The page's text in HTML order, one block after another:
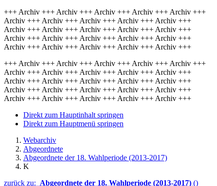
+++ Archiv +++ Archiv +++ Archiv +++ Archiv +++ Archiv +++
Archiv +++ Archiv +++ Archiv +++ Archiv +++ Archiv +++
Archiv +++ Archiv +++ Archiv +++ Archiv +++ Archiv +++
Archiv +++ Archiv +++ Archiv +++ Archiv +++ Archiv +++
Archiv +++ Archiv +++ Archiv +++ Archiv +++ Archiv +++
+++ Archiv +++ Archiv +++ Archiv +++ Archiv +++ Archiv +++
Archiv +++ Archiv +++ Archiv +++ Archiv +++ Archiv +++
Archiv +++ Archiv +++ Archiv +++ Archiv +++ Archiv +++
Archiv +++ Archiv +++ Archiv +++ Archiv +++ Archiv +++
Archiv +++ Archiv +++ Archiv +++ Archiv +++ Archiv +++
Direkt zum Hauptinhalt springen
Direkt zum Hauptmenü springen
Webarchiv
Abgeordnete
Abgeordnete der 18. Wahlperiode (2013-2017)
K
zurück zu: Abgeordnete der 18. Wahlperiode (2013-2017) ()